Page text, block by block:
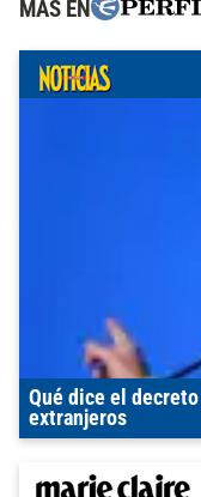
MÁS EN
Qué dice el
extranjeros